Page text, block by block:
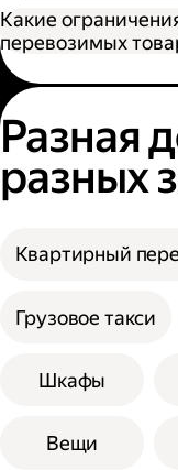
Какие
перевозимых
Разная
разных
Квартирный
Грузовое такси
Шкафы
Вещи